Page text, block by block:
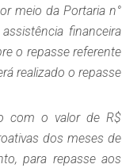
meio da Portaria n°
financeira
o repasse referente
realizado o repasse
com o valor de R$
dos meses de
para repasse aos